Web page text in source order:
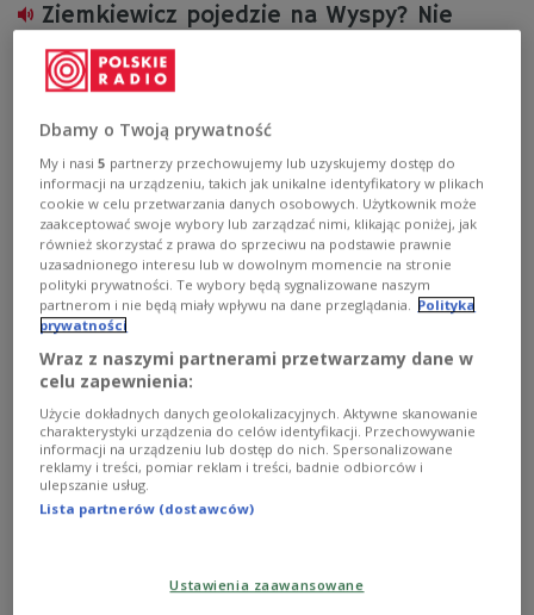
Ziemkiewicz pojedzie na Wyspy? Nie
wyklucza procesu
Brytyjski dziennik "The Guardian" poinformował, że
brytyjska posłanka Partii Pracy Rupa Huq zaapelowała
do brytyjskiego ministerstwa spraw wewnętrznych, by
odmówiło wpuszczenia do kraju Rafała Ziemkiewicza. -
To większa strata Wielkiej Brytanii niż moja, że nie
pojechałem - mówił w audycji Jakim Prawem publicysta.
Zobacz więcej na temat:Polskie Radio 24 Rafał Ziemkiewicz
Wielka Brytania Guardian
J.Koska-Janusz-Ziobro
Dbamy o Twoją prywatność
My i nasi5 partnerzy przechowujemy lub uzyskujemy dostęp do
informacji na urządzeniu, takich jak unikalne identyfikatory w plikach
cookie w celu przetwarzania danych osobowych. Użytkownik może
zaakceptować swoje wybory lub zarządzać nimi, klikając poniżej, jak
również skorzystać z prawa do sprzeciwu na podstawie prawnie
uzasadnionego interesu lub w dowolnym momencie na stronie
polityki prywatności. Te wybory będą sygnalizowane naszym
partnerom i nie będą miały wpływu na dane przeglądania. Polityka
prywatności
Wraz z naszymi partnerami przetwarzamy dane w
celu zapewnienia:
Użycie dokładnych danych geolokalizacyjnych. Aktywne skanowanie
charakterystyki urządzenia do celów identyfikacji. Przechowywanie
informacji na urządzeniu lub dostęp do nich. Spersonalizowane
reklamy i treści, pomiar reklam i treści, badnie odbiorców i
ulepszanie usług.
Lista partnerów (dostawców)
Ustawienia zaawansowane